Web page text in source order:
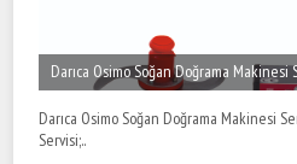
Darıca Osimo Soğan Doğrama Makinesi
Darıca Osimo Soğan Doğrama Makinesi
Servisi;..